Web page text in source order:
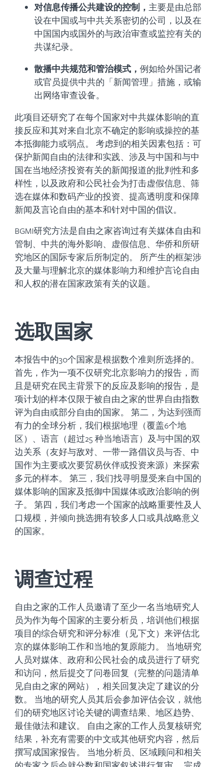
对信息传播公共建设的控制， 主要是由总部
设在中国或与中共关系密切的公司，以及在
中国国内或国外的与政治审查或监控有关的
共谋纪录。
散播中共规范和管治模式， 例如给外国记者
或官员提供中共的「新闻管理」措施，或输
出网络审查设备。
此项目还研究了在每个国家对中共媒体影响的直
接反应和其对来自北京不确定的影响或操控的基
本抵御能力或弱点。 考虑到的相关因素包括：可
保护新闻自由的法律和实践、涉及与中国和与中
国在当地经济投资有关的新闻报道的批判性和多
样性，以及政府和公民社会为打击虚假信息、筛
选在媒体和数码产业的投资、提高透明度和保障
新闻及言论自由的基本和针对中国的倡议。
BGMI研究方法是自由之家咨询过有关媒体自由和
管制、中共的海外影响、虚假信息、华侨和所研
究地区的国际专家后所制定的。 所产生的框架涉
及大量与理解北京的媒体影响力和维护言论自由
和人权的潜在国家政策有关的议题。
选取国家
本报告中的30个国家是根据数个准则所选择的。
首先，作为一项不仅研究北京影响力的报告，而
且是研究在民主背景下的反应及影响的报告，是
项计划的样本仅限于被自由之家的世界自由指数
评为自由或部分自由的国家。 第二，为达到强而
有力的全球分析，我们根据地理（覆盖6个地
区）、语言（超过25 种当地语言）及与中国的双
边关系（友好与敌对、一带一路倡议员与否、中
国作为主要或次要贸易伙伴或投资来源）来探索
多元的样本。 第三，我们找寻明显受来自中国的
媒体影响的国家及抵御中国媒体或政治影响的例
子。 第四，我们考虑一个国家的战略重要性及人
口规模，并倾向挑选拥有较多人口或具战略意义
的国家。
调查过程
自由之家的工作人员邀请了至少一名当地研究人
员为作为每个国家的主要分析员，培训他们根据
项目的综合研究和评分标准（见下文）来评估北
京的媒体影响工作和当地的复原能力。 当地研究
人员对媒体、政府和公民社会的成员进行了研究
和访问，然后提交了问卷回复（完整的问题清单
见自由之家的网站），相关回复决定了建议的分
数。 当地的研究人员其后会参加评估会议，就他
们的研究地区讨论关键的调查结果、地区趋势、
最佳做法和建议。 自由之家的工作人员复核研究
结果，补充有需要的中文或其他研究内容，然后
撰写成国家报告。 当地分析员、区域顾问和相关